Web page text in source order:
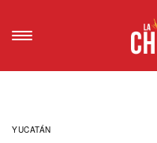
YUCATÁN